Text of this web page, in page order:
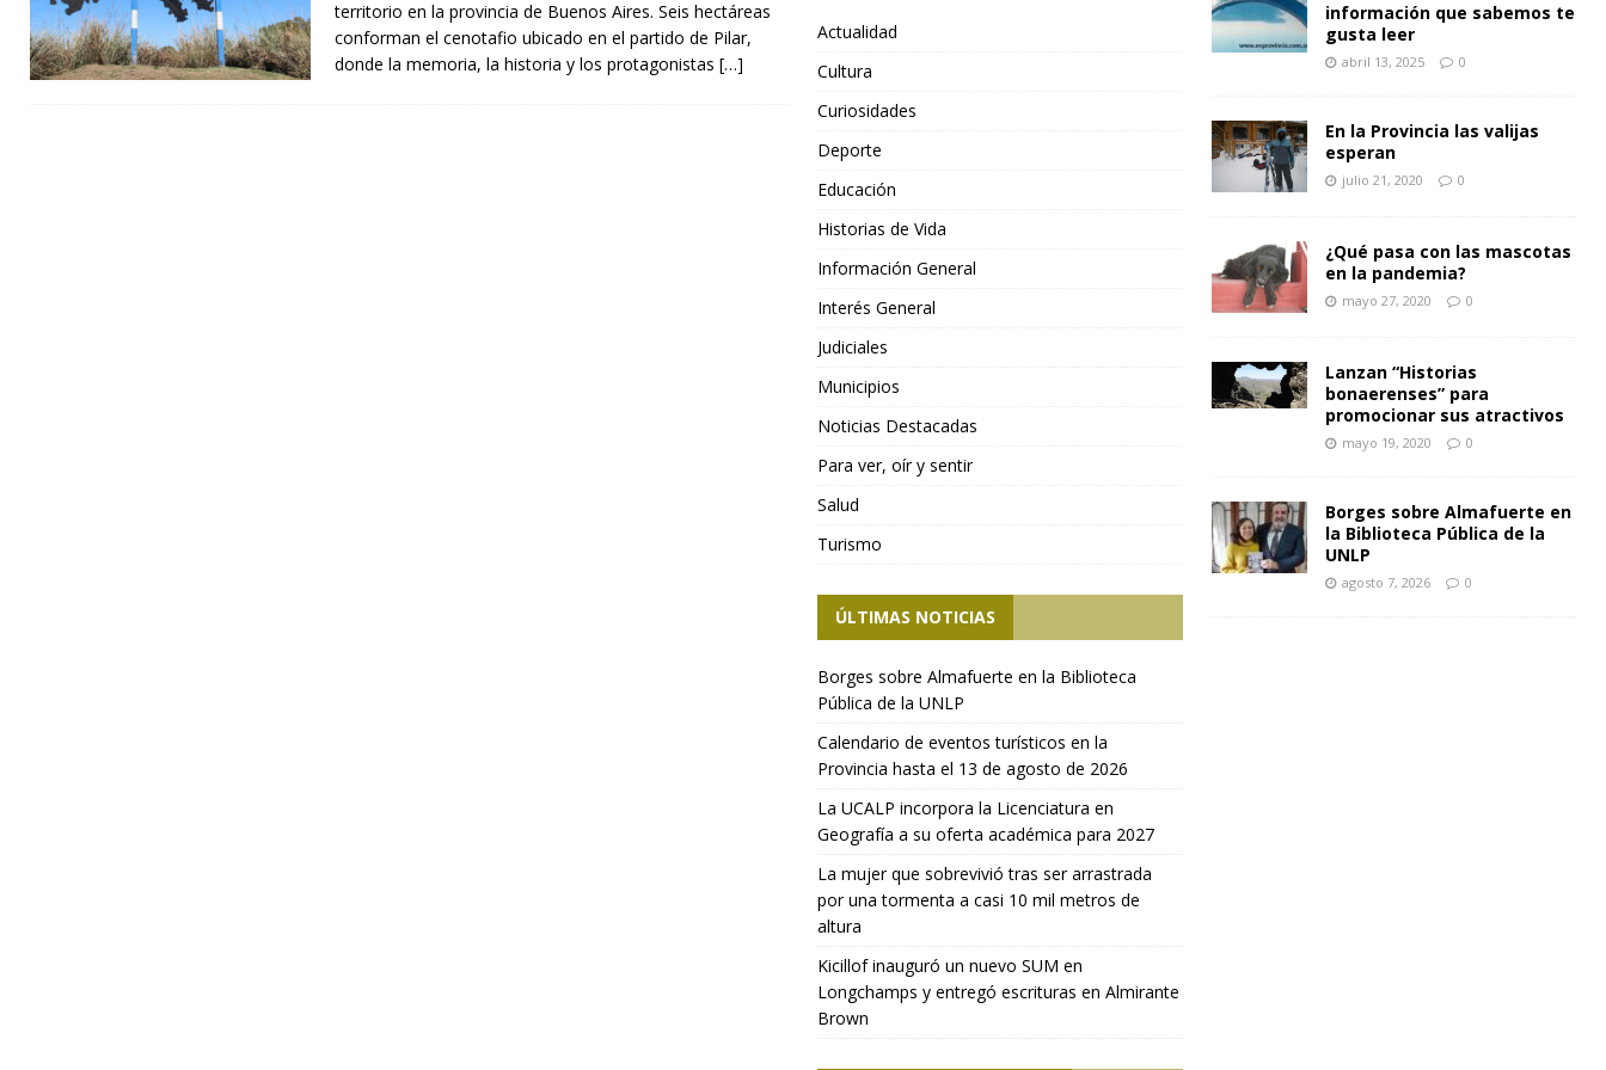
territorio en la provincia de Buenos Aires. Seis hectáreas
conforman el cenotafio ubicado en el partido de Pilar,
donde la memoria, la historia y los protagonistas […]
Actualidad
Cultura
Curiosidades
Deporte
Educación
Historias de Vida
Información General
Interés General
Judiciales
Municipios
Noticias Destacadas
Para ver, oír y sentir
Salud
Turismo
ÚLTIMAS NOTICIAS
Borges sobre Almafuerte en la Biblioteca
Pública de la UNLP
Calendario de eventos turísticos en la
Provincia hasta el 13 de agosto de 2026
La UCALP incorpora la Licenciatura en
Geografía a su oferta académica para 2027
La mujer que sobrevivió tras ser arrastrada
por una tormenta a casi 10 mil metros de
altura
Kicillof inauguró un nuevo SUM en
Longchamps y entregó escrituras en Almirante
Brown
información que sabemos te
gusta leer
abril 13, 2025 0
En la Provincia las valijas
esperan
julio 21, 2020 0
¿Qué pasa con las mascotas
en la pandemia?
mayo 27, 2020 0
Lanzan “Historias
bonaerenses” para
promocionar sus atractivos
mayo 19, 2020 0
Borges sobre Almafuerte en
la Biblioteca Pública de la
UNLP
agosto 7, 2026 0